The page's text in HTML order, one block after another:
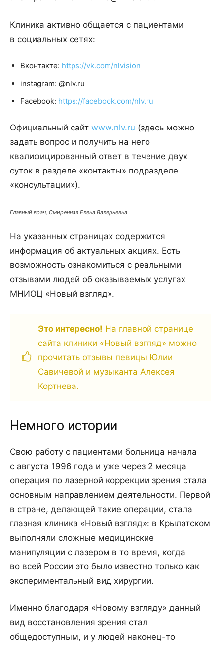
Клиника активно общается с пациентами
в социальных сетях:
Вконтакте: https://vk.com/nlvision
instagram: @nlv.ru
Facebook: https://facebook.com/nlv.ru
Официальный сайт www.nlv.ru (здесь можно
задать вопрос и получить на него
квалифицированный ответ в течение двух
суток в разделе «контакты» подразделе
«консультации»).
Главный врач, Смиренная Елена Валерьевна
На указанных страницах содержится
информация об актуальных акциях. Есть
возможность ознакомиться с реальными
отзывами людей об оказываемых услугах
МНИОЦ «Новый взгляд».
Это интересно! На главной странице
сайта клиники «Новый взгляд» можно
прочитать отзывы певицы Юлии
Савичевой и музыканта Алексея
Кортнева.
Немного истории
Свою работу с пациентами больница начала
с августа 1996 года и уже через 2 месяца
операция по лазерной коррекции зрения стала
основным направлением деятельности. Первой
в стране, делающей такие операции, стала
глазная клиника «Новый взгляд»: в Крылатском
выполняли сложные медицинские
манипуляции с лазером в то время, когда
во всей России это было известно только как
экспериментальный вид хирургии.
Именно благодаря «Новому взгляду» данный
вид восстановления зрения стал
общедоступным, и у людей наконец-то